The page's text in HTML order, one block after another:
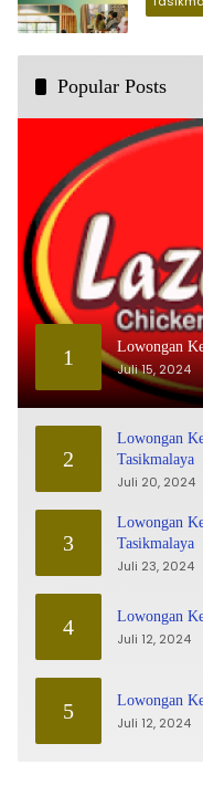
Popular Posts
1 Lowongan
Juli 15, 2024
2
Lowongan
Tasikmalaya
Juli 20, 2024
3
Lowongan
Tasikmalaya
Juli 23, 2024
4 Lowongan
Juli 12, 2024
5 Lowongan
Juli 12, 2024